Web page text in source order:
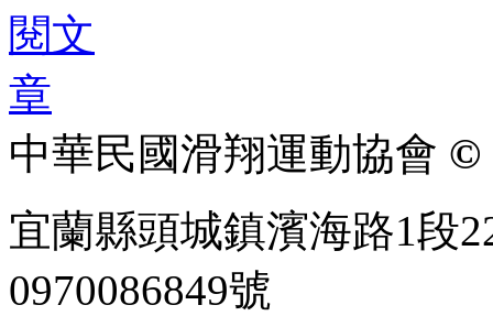
中華民國滑翔運動協會 ©
宜蘭縣頭城鎮濱海路1
0970086849號